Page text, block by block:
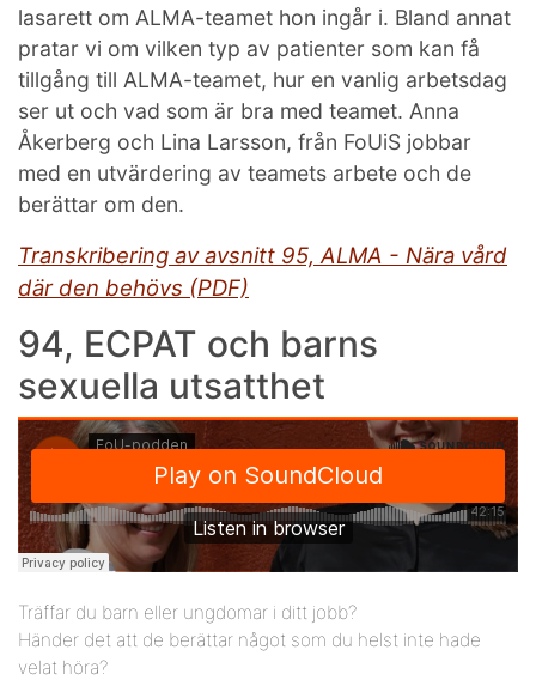
lasarett om ALMA-teamet hon ingår i. Bland annat
pratar vi om vilken typ av patienter som kan få
tillgång till ALMA-teamet, hur en vanlig arbetsdag
ser ut och vad som är bra med teamet. Anna
Åkerberg och Lina Larsson, från FoUiS jobbar
med en utvärdering av teamets arbete och de
berättar om den.
Transkribering av avsnitt 95, ALMA - Nära vård
där den behövs (PDF)
94, ECPAT och barns
sexuella utsatthet
Träffar du barn eller ungdomar i ditt jobb?
Händer det att de berättar något som du helst inte hade
velat höra?